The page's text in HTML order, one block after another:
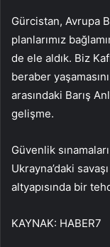
Gürcistan, Avrupa
planlarımız
de ele aldık. Biz
beraber
arasındaki Barış
gelişme.
Güvenlik
Ukrayna’daki
altyapısında bir
KAYNAK: HABER7